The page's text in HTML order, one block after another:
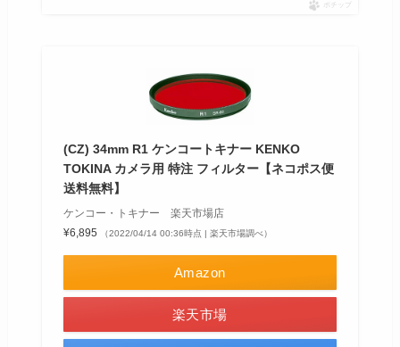
ポチップ
(CZ) 34mm R1 ケンコートキナー KENKO
TOKINA カメラ用 特注 フィルター【ネコポス便
送料無料】
ケンコー・トキナー 楽天市場店
¥6,895
（2022/04/14 00:36時点 | 楽天市場調べ）
Amazon
楽天市場